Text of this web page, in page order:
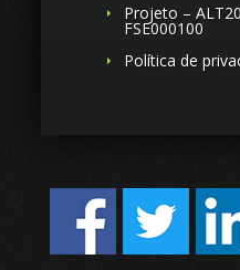
Projeto –
FSE000100
Política de